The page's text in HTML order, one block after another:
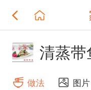
清蒸带
做法 图片